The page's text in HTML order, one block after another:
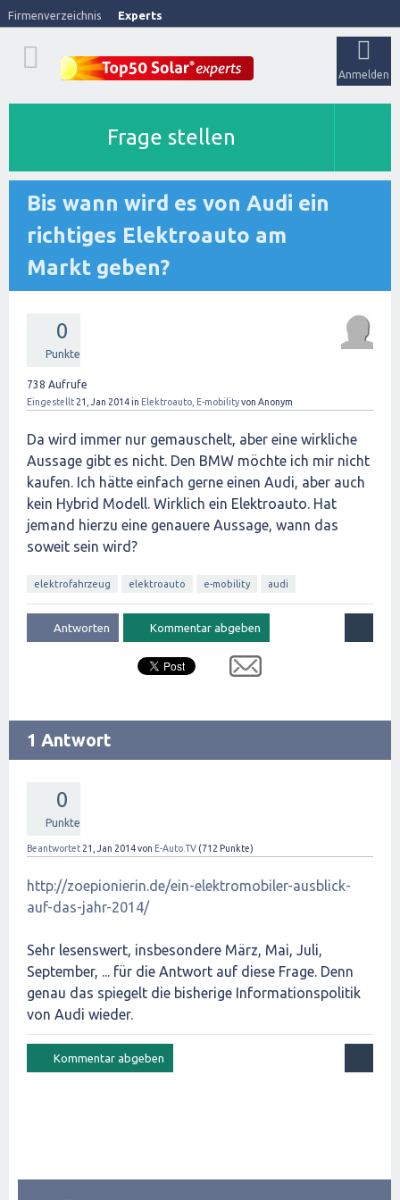
Firmenverzeichnis Experts
Anmelden
Frage stellen
Bis wann wird es von Audi ein
richtiges Elektroauto am
Markt geben?
0
Punkte
738 Aufrufe
Eingestellt 21, Jan 2014in Elektroauto, E-mobilityvon Anonym
Da wird immer nur gemauschelt, aber eine wirkliche
Aussage gibt es nicht. Den BMW möchte ich mir nicht
kaufen. Ich hätte einfach gerne einen Audi, aber auch
kein Hybrid Modell. Wirklich ein Elektroauto. Hat
jemand hierzu eine genauere Aussage, wann das
soweit sein wird?
elektrofahrzeug elektroauto e-mobility audi
1 Antwort
0
Punkte
Beantwortet 21, Jan 2014von E-Auto.TV (712 Punkte)
http://zoepionierin.de/ein-elektromobiler-ausblick-
auf-das-jahr-2014/
Sehr lesenswert, insbesondere März, Mai, Juli,
September, ... für die Antwort auf diese Frage. Denn
genau das spiegelt die bisherige Informationspolitik
von Audi wieder.